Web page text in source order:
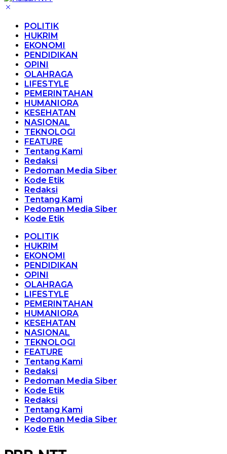
POLITIK
HUKRIM
EKONOMI
PENDIDIKAN
OPINI
OLAHRAGA
LIFESTYLE
PEMERINTAHAN
HUMANIORA
KESEHATAN
NASIONAL
TEKNOLOGI
FEATURE
Tentang Kami
Redaksi
Pedoman Media Siber
Kode Etik
Redaksi
Tentang Kami
Pedoman Media Siber
Kode Etik
POLITIK
HUKRIM
EKONOMI
PENDIDIKAN
OPINI
OLAHRAGA
LIFESTYLE
PEMERINTAHAN
HUMANIORA
KESEHATAN
NASIONAL
TEKNOLOGI
FEATURE
Tentang Kami
Redaksi
Pedoman Media Siber
Kode Etik
Redaksi
Tentang Kami
Pedoman Media Siber
Kode Etik